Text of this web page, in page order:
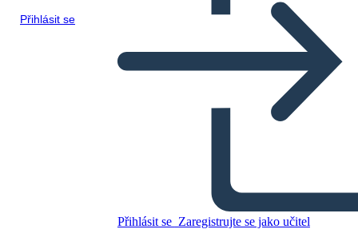
Přihlásit se
Přihlásit se Zaregistrujte se jako učitel
Zkopírujte tento scénář